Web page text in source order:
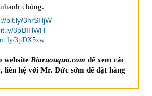
bit.ly/3nrSHjW
3pBIHWH
3pDX5xw
website Biaruouqua.com để xem các
liên hệ với Mr. Đức sớm để đặt hàng